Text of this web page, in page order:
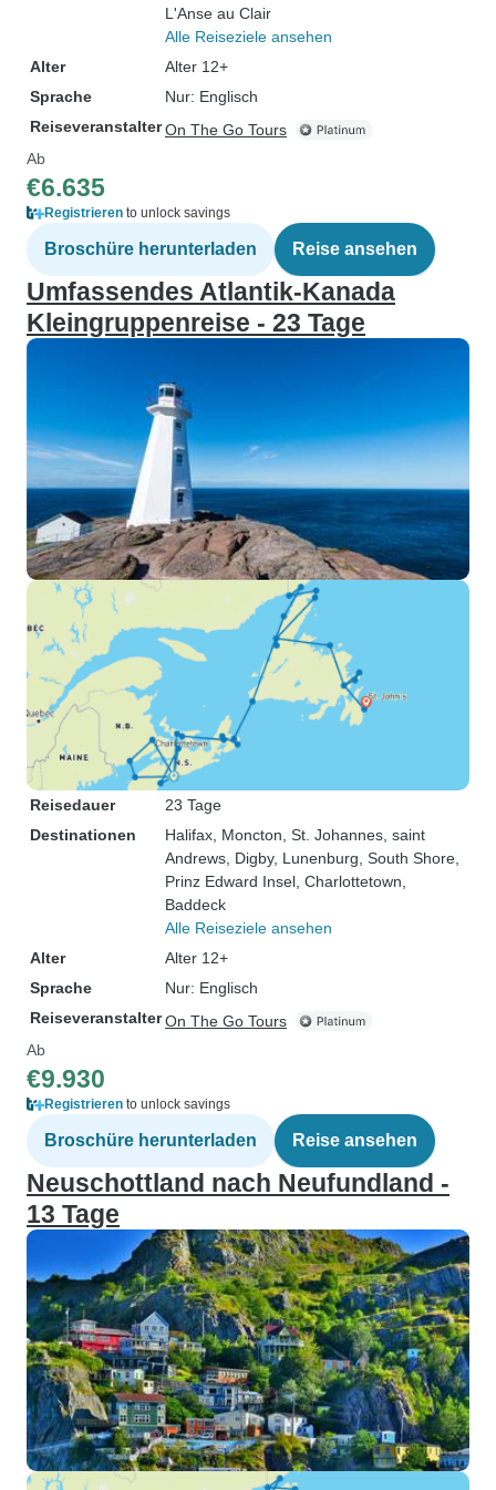
L'Anse au Clair
Alle Reiseziele ansehen
Alter
Alter 12+
Sprache
Nur: Englisch
ReiseveranstalterOn The Go Tours
Ab
€6.635
Registrieren to unlock savings
Broschüre herunterladen Reise ansehen
Umfassendes Atlantik-Kanada
Kleingruppenreise - 23 Tage
Reisedauer
23 Tage
Destinationen
Halifax , Moncton , St. Johannes , saint
Andrews , Digby, Lunenburg , South Shore
Prinz Edward Insel , Charlottetown
Baddeck
Alle Reiseziele ansehen
Alter
Alter 12+
Sprache
Nur: Englisch
ReiseveranstalterOn The Go Tours
Ab
€9.930
Registrieren to unlock savings
Broschüre herunterladen Reise ansehen
Neuschottland nach Neufundland -
13 Tage